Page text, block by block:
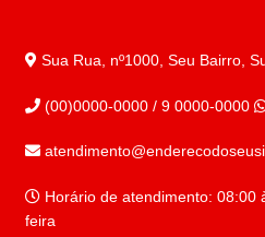
Sua Rua, nº1000, Seu Bairro,
(00)0000-0000 / 9 0000-0000
Horário de atendimento: 08:00
feira